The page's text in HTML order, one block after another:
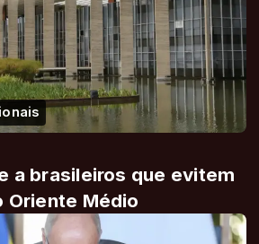
a brasileiros que evitem
Oriente Médio